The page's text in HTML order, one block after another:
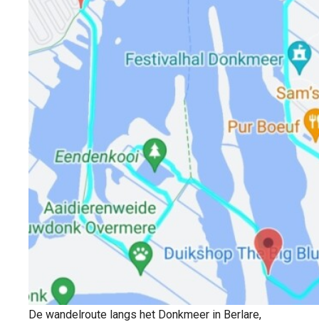
De wandelroute langs het Donkmeer in Berlare,